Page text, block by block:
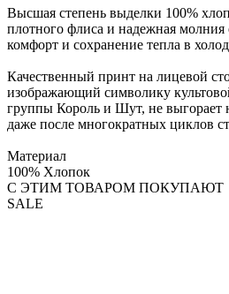
Высшая степень выделки 100%
плотного флиса и надежная молния
комфорт и сохранение тепла в
Качественный принт на лицевой
изображающий символику
группы Король и Шут, не выгорает
даже после многократных циклов
Материал
100% Хлопок
С ЭТИМ ТОВАРОМ ПОКУПАЮТ
SALE